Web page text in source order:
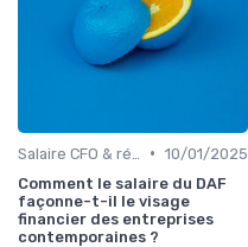
• 10/01/2025
Comment le salaire du DAF
façonne-t-il le visage
financier des entreprises
contemporaines ?